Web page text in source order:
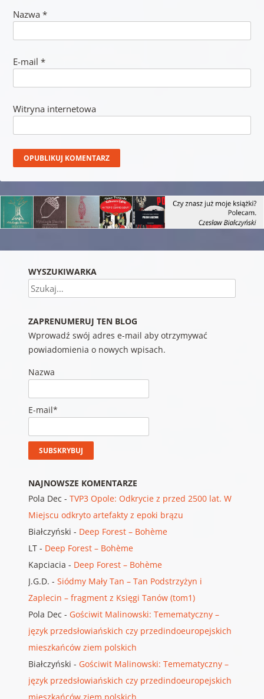
Nazwa *
E-mail *
Witryna internetowa
WYSZUKIWARKA
Szukaj
ZAPRENUMERUJ TEN BLOG
Wprowadź swój adres e-mail aby otrzymywać
powiadomienia o nowych wpisach.
Nazwa
E-mail*
NAJNOWSZE KOMENTARZE
Pola Dec - TVP3 Opole: Odkrycie z przed 2500 lat. W
Miejscu odkryto artefakty z epoki brązu
Białczyński - Deep Forest – Bohème
LT- Deep Forest – Bohème
Kapciacia - Deep Forest – Bohème
J.G.D. - Siódmy Mały Tan – Tan Podstrzyżyn i
Zaplecin – fragment z Księgi Tanów (tom1)
Pola Dec - Gościwit Malinowski: Temematyczny –
język przedsłowiańskich czy przedindoeuropejskich
mieszkańców ziem polskich
Białczyński - Gościwit Malinowski: Temematyczny –
język przedsłowiańskich czy przedindoeuropejskich